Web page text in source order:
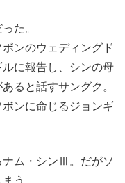
た。
ンのウェディングド
に報告し、シンの母
ると話すサングク。
ンに命じるジョンギ
ナム・シンⅢ。だがソ
う。